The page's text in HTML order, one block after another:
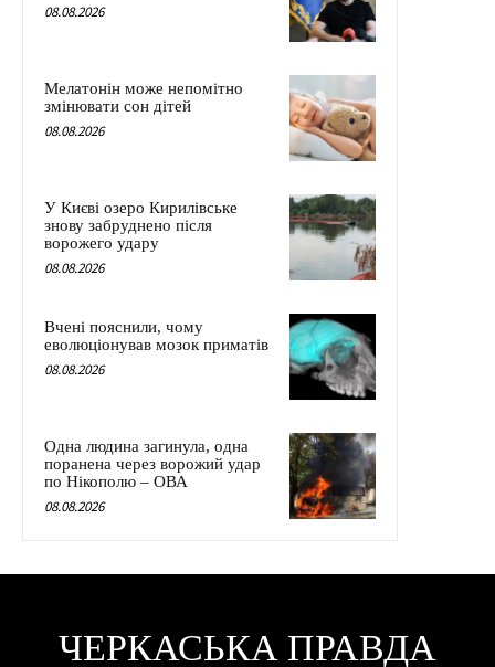
08.08.2026
Мелатонін може непомітно
змінювати сон дітей
08.08.2026
У Києві озеро Кирилівське
знову забруднено після
ворожего удару
08.08.2026
Вчені пояснили, чому
еволюціонував мозок приматів
08.08.2026
Одна людина загинула, одна
поранена через ворожий удар
по Нікополю – ОВА
08.08.2026
ЧЕРКАСЬКА ПРАВДА